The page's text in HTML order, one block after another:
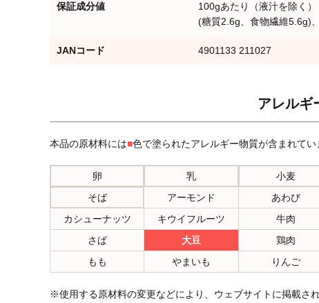
保証成分値
100gあたり（液汁を除く
(糖質2.6g、食物繊維5.6g)
JANコード 4901133 211027
アレルギ
本品の原材料には■色で塗られたアレルギー物質が含まれてい
卵 乳 小麦
そば
アーモンド あわび
カシューナッツ
キウイフルーツ 牛肉
さば
大豆 鶏肉
もも
やまいも りんご
※使用する原材料の変更などにより、ウェブサイトに掲載さ